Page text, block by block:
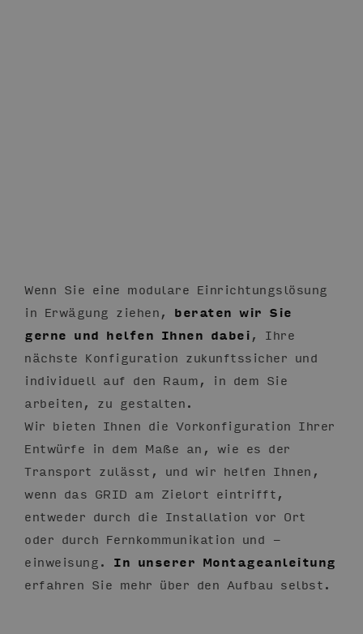
Wenn Sie eine modulare Einrichtungslösung
in Erwägung ziehen, beraten wir Sie
gerne und helfen Ihnen dabei, Ihre
nächste Konfiguration zukunftssicher und
individuell auf den Raum, in dem Sie
arbeiten, zu gestalten.
Wir bieten Ihnen die Vorkonfiguration Ihrer
Entwürfe in dem Maße an, wie es der
Transport zulässt, und wir helfen Ihnen,
wenn das GRID am Zielort eintrifft,
entweder durch die Installation vor Ort
oder durch Fernkommunikation und -
einweisung. In unserer Montageanleitung
erfahren Sie mehr über den Aufbau selbst.